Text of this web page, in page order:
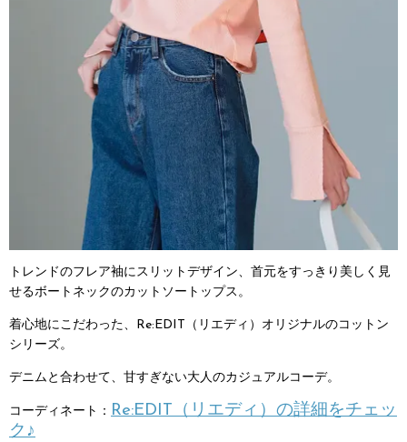
トレンドのフレア袖にスリットデザイン、首元をすっきり美しく見
せるボートネックのカットソートップス。
着心地にこだわった、Re:EDIT（リエディ）オリジナルのコットン
シリーズ。
デニムと合わせて、甘すぎない大人のカジュアルコーデ。
コーディネート： Re:EDIT（リエディ）の詳細をチェッ
ク♪